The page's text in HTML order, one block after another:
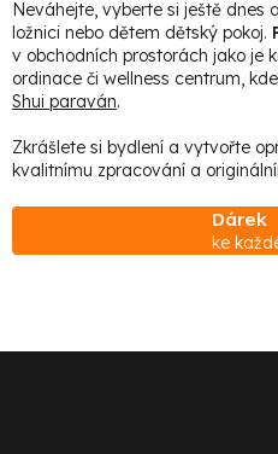
v
i
Neváhejte, vyberte si ještě dnes
ložnici nebo dětem dětský pokoj.
v obchodních prostorách jako je
ordinace či wellness centrum,
Shui paraván.
Zkrášlete si bydlení a vytvořte
kvalitnímu zpracování a
Dárek
ke